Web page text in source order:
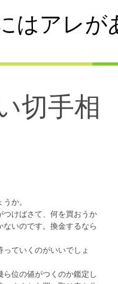
アレが
切手相
か。
けばさて、何を買おうか
いのです。換金するなら
ていくのがいいでしょ
位の値がつくのか鑑定し